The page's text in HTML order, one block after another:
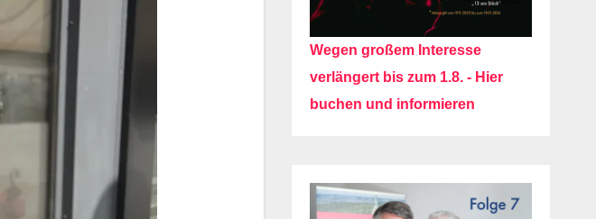
Wegen großem Interesse
verlängert bis zum 1.8. - Hier
buchen und informieren